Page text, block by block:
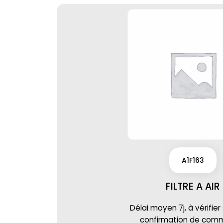
A1F163
FILTRE A AIR
Délai moyen 7j, à
confirmation de